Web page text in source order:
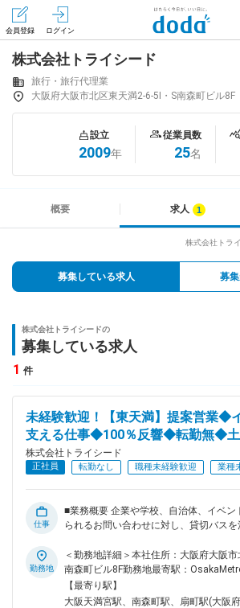
会員登録 ログイン
会員登録（無料）
はじめてdoda
求人を紹介してもらう
知りたい・聞きたい
専門サイト
自動案内は24時間365日対応
転職の「モヤモヤ」、一人で悩まず
気軽に相談してみませんか？
dodaの使い方は？
株式会社トライシード
旅行・旅行代理業
大阪府大阪市北区東天満2-6-5I・S南森町ビル8F
設立
2009年
従業員数
25名
概要 求人
株式会社トラ
募集している求人 募
株式会社トライシードの
募集している求人
1 件
未経験歓迎！【東天満】提案営業◆
支える仕事◆100％反響◆転勤無◆土
株式会社トライシード
正社員 転勤なし 職種未経験歓迎 業種
仕事
■業務概要 企業や学校、自治体、イベン
られるお問い合わせに対し、貸切バスを
ェクトを支え、安心して移動できる環境
を担います。 ■業務詳細 ・お問い合わせいただいたお客様へ
の対応 ・電話での商談およびニーズの
を活用した移動プランの提案 ・見積書
勤務地
＜勤務地詳細＞本社住所：大阪府大阪
南森町ビル8F勤務地最寄駅：
動喫煙対策：屋内全面禁煙変更の範囲：
【最寄り駅】
大阪天満宮駅、南森町駅、扇町駅(大阪